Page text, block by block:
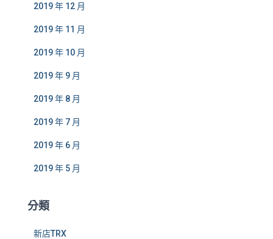
2019 年 12 月
2019 年 11 月
2019 年 10 月
2019 年 9 月
2019 年 8 月
2019 年 7 月
2019 年 6 月
2019 年 5 月
分類
新店TRX